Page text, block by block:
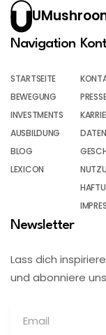
Navigation
STARTSEITE
BEWEGUNG
INVESTMENTS
AUSBILDUNG
BLOG
LEXICON
Newsletter
Lass dich
und abonniere